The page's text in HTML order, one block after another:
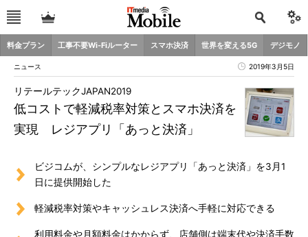
料金プラン 工事不要Wi-Fiルーター スマホ決済 世界を変える5G デジモノ
ニュース 2019年3月5日
低コストで軽減税率対策とスマホ決済を
実現 レジアプリ「あっと決済」
リテールテックJAPAN2019
ビジコムが、シンプルなレジアプリ「あっと決済」を3月1
日に提供開始した
軽減税率対策やキャッシュレス決済へ手軽に対応できる
利用料金や月額料金はかからず、店舗側は端末代や決済手数